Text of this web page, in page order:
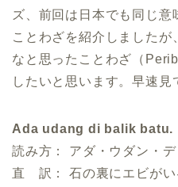
ズ、前回は日本でも同じ意
ことわざを紹介しましたが
なと思ったことわざ（
したいと思います。早速見
Ada udang di balik batu.
読み方： アダ・ウダン・
直 訳： 石の裏にエビがい